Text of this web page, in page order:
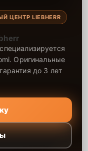
LIEBHERR
Оригинальные
до 3 лет